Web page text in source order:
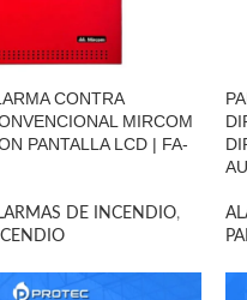
CONTRA
MIRCOM
PANTALLA LCD | FA-
DE INCENDIO,